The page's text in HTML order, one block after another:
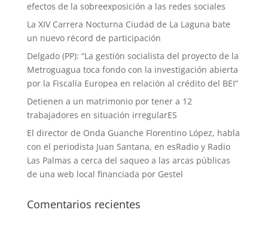
efectos de la sobreexposición a las redes sociales
La XIV Carrera Nocturna Ciudad de La Laguna bate
un nuevo récord de participación
Delgado (PP): “La gestión socialista del proyecto de la
Metroguagua toca fondo con la investigación abierta
por la Fiscalía Europea en relación al crédito del BEI”
Detienen a un matrimonio por tener a 12
trabajadores en situación irregularES
El director de Onda Guanche Florentino López, habla
con el periodista Juan Santana, en esRadio y Radio
Las Palmas a cerca del saqueo a las arcas públicas
de una web local financiada por Gestel
Comentarios recientes